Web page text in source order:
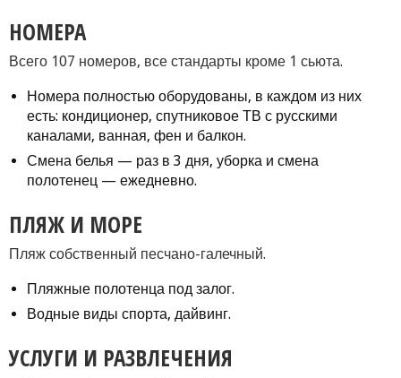
НОМЕРА
Всего 107 номеров, все стандарты кроме 1 сьюта.
Номера полностью оборудованы, в каждом из них
есть: кондиционер, спутниковое ТВ с русскими
каналами, ванная, фен и балкон.
Смена белья — раз в 3 дня, уборка и смена
полотенец — ежедневно.
ПЛЯЖ И МОРЕ
Пляж собственный песчано-галечный.
Пляжные полотенца под залог.
Водные виды спорта, дайвинг.
УСЛУГИ И РАЗВЛЕЧЕНИЯ